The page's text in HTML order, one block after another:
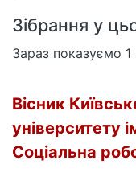
Зібрання у
Зараз показуємо 1
Вісник
університету
Соціальна